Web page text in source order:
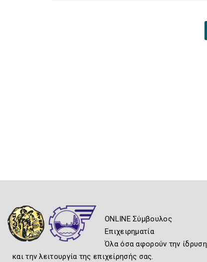
ONLINE Σύμβουλος
Επιχειρηματία
Όλα όσα αφορούν την ίδρυση
και την λειτουργία της επιχείρησής σας.